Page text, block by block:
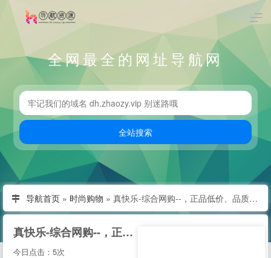
全网最全的网址导航网
导航首页 » 时尚购物 » 真快乐-综合网购--，正品低价、品质保障、快速送达、安心服务！
真快乐-综合网购--，正品低价、品质保障、快速送达、安心服务！
今日点击：5次